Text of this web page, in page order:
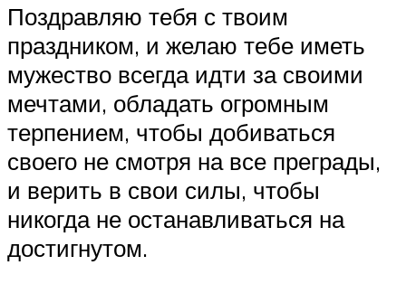
Поздравляю тебя с твоим
праздником, и желаю тебе иметь
мужество всегда идти за своими
мечтами, обладать огромным
терпением, чтобы добиваться
своего не смотря на все преграды,
и верить в свои силы, чтобы
никогда не останавливаться на
достигнутом.